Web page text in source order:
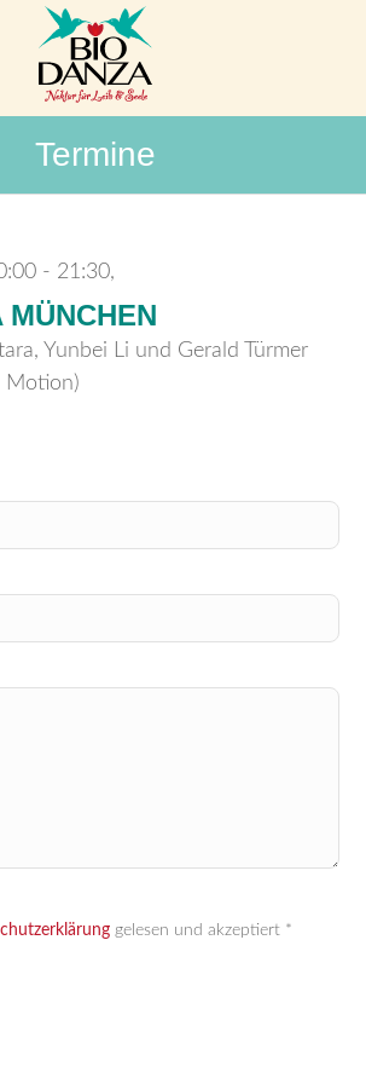
Termine
- 21:30,
Yunbei Li und Gerald Türmer
Motion)
gelesen und akzeptiert *